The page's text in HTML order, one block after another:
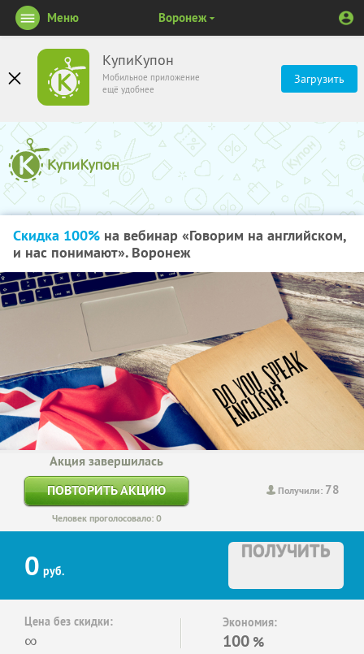
КупиКупон
Мобильное приложение
ещё удобнее
Загрузить
Меню Воронеж
Скидка 100% на вебинар «Говорим на английском,
и нас понимают». Воронеж
Получили: 78
Акция завершилась
ПОВТОРИТЬ АКЦИЮ
Человек проголосовало: 0
0 руб.
ПОЛУЧИТЬ
Цена без скидки:
∞
Экономия:
100 %